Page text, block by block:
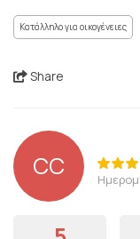
Κατάλληλο για οικογένειες
Share
CC